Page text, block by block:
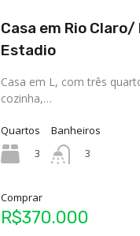
Casa em Rio
Estadio
Casa em L, com três
cozinha,…
Quartos
3
Banheiros
3
Comprar
R$370.000